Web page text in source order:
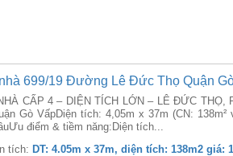
699/19 Đường Lê Đức Thọ Quận
CẤP 4 – DIỆN TÍCH LỚN – LÊ ĐỨC
Gò VấpDiện tích: 4,05m x 37m (CN:
điểm & tiềm năng:Diện tích...
tích: DT: 4.05m x 37m, diện tích: 138m2 giá: